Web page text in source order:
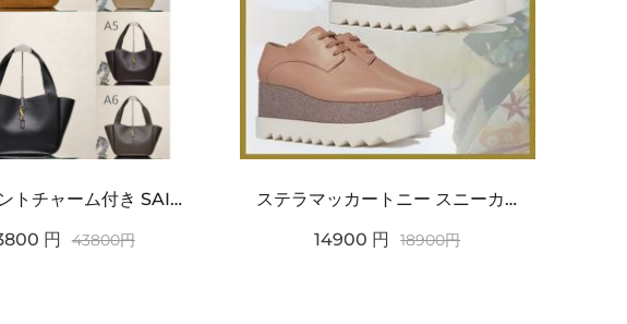
ワンポイントチャーム付き SAINT LAURENT サンローラン コピー バッグ シンプルラグ...
円 43800円
ステラマッカートニー スニーカー 偽物エリスグリッタープラットフォーム810038KP02717...
14900 円 18900円